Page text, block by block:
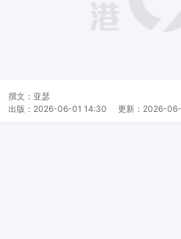
撰文： 亚瑟
出版： 2026-06-01 14:30 更新： 2026-